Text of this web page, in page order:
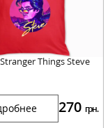
Things Steve
270 грн.